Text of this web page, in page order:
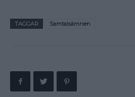
TAGGAR Samtalsämnen